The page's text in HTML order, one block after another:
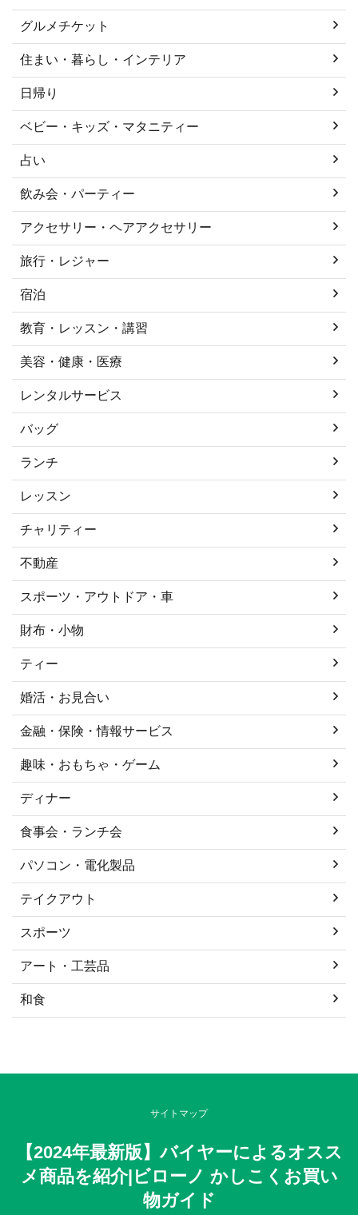
グルメチケット
住まい・暮らし・インテリア
日帰り
ベビー・キッズ・マタニティー
占い
飲み会・パーティー
アクセサリー・ヘアアクセサリー
旅行・レジャー
宿泊
教育・レッスン・講習
美容・健康・医療
レンタルサービス
バッグ
ランチ
レッスン
チャリティー
不動産
スポーツ・アウトドア・車
財布・小物
ティー
婚活・お見合い
金融・保険・情報サービス
趣味・おもちゃ・ゲーム
ディナー
食事会・ランチ会
パソコン・電化製品
テイクアウト
スポーツ
アート・工芸品
和食
サイトマップ
【2024年最新版】バイヤーによるオスス
メ商品を紹介|ビローノ かしこくお買い
物ガイド